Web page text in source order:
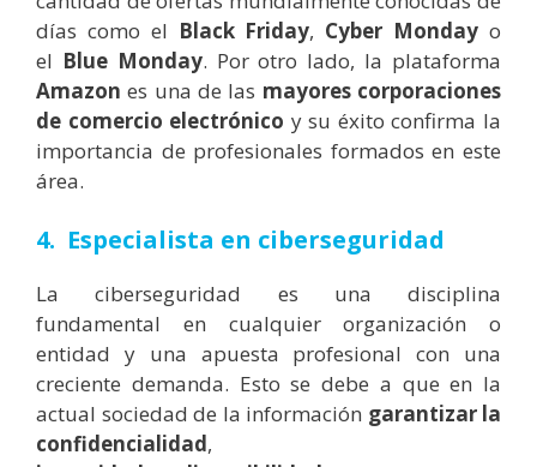
días como el Black Friday, Cyber Monday o
el Blue Monday. Por otro lado, la plataforma
Amazon es una de las mayores corporaciones
de comercio electrónico y su éxito confirma la
importancia de profesionales formados en este
área.
4. Especialista en ciberseguridad
La ciberseguridad es una disciplina
fundamental en cualquier organización o
entidad y una apuesta profesional con una
creciente demanda. Esto se debe a que en la
actual sociedad de la información garantizar la
confidencialidad,